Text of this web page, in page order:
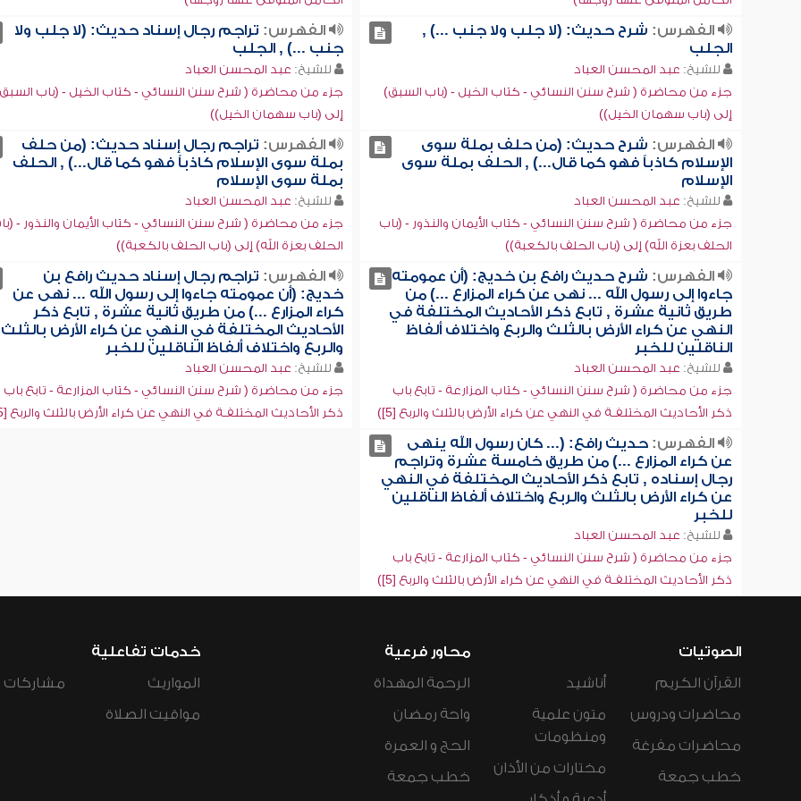
الفهرس: شرح حديث: (لا جلب ولا جنب ...) ,
الجلب
للشيخ: عبد المحسن العباد
جزء من محاضرة ( شرح سنن النسائي - كتاب الخيل - (باب السبق)
إلى (باب سهمان الخيل))
الفهرس: تراجم رجال إسناد حديث: (لا جلب ولا
جنب ...) , الجلب
للشيخ: عبد المحسن العباد
جزء من محاضرة ( شرح سنن النسائي - كتاب الخيل - (باب
إلى (باب سهمان الخيل))
الفهرس: شرح حديث: (من حلف بملة سوى
الإسلام كاذباً فهو كما قال...) , الحلف بملة سوى
الإسلام
للشيخ: عبد المحسن العباد
جزء من محاضرة ( شرح سنن النسائي - كتاب الأيمان والنذور - (باب
الحلف بعزة الله) إلى (باب الحلف بالكعبة))
الفهرس: تراجم رجال إسناد حديث: (من حلف
بملة سوى الإسلام كاذباً فهو كما قال...) , الحلف
بملة سوى الإسلام
للشيخ: عبد المحسن العباد
جزء من محاضرة ( شرح سنن النسائي - كتاب الأيمان والنذور -
الحلف بعزة الله) إلى (باب الحلف بالكعبة))
الفهرس: شرح حديث رافع بن خديج: (أن عمومته
جاءوا إلى رسول الله ... نهى عن كراء المزارع ...) من
طريق ثانية عشرة , تابع ذكر الأحاديث المختلفة في
النهي عن كراء الأرض بالثلث والربع واختلاف ألفاظ
الناقلين للخبر
للشيخ: عبد المحسن العباد
جزء من محاضرة ( شرح سنن النسائي - كتاب المزارعة - تابع باب
ذكر الأحاديث المختلفـة في النهي عن كراء الأرض بالثلث والربع [5])
الفهرس: تراجم رجال إسناد حديث رافع بن
خديج: (أن عمومته جاءوا إلى رسول الله ... نهى عن
كراء المزارع ...) من طريق ثانية عشرة , تابع ذكر
الأحاديث المختلفة في النهي عن كراء الأرض بالثلث
والربع واختلاف ألفاظ الناقلين للخبر
للشيخ: عبد المحسن العباد
جزء من محاضرة ( شرح سنن النسائي - كتاب المزارعة - تابع باب
ذكر الأحاديث المختلفـة في النهي عن كراء الأرض بالثلث والربع [5])
الفهرس:حديث رافع: (... كان رسول الله ينهى
عن كراء المزارع ...) من طريق خامسة عشرة وتراجم
رجال إسناده , تابع ذكر الأحاديث المختلفة في النهي
عن كراء الأرض بالثلث والربع واختلاف ألفاظ الناقلين
للخبر
للشيخ: عبد المحسن العباد
جزء من محاضرة ( شرح سنن النسائي - كتاب المزارعة - تابع باب
ذكر الأحاديث المختلفـة في النهي عن كراء الأرض بالثلث والربع [5])
الصوتيات
القرآن الكريم
محاضرات ودروس
محاضرات مفرغة
خطب جمعة
أناشيد
متون علمية
ومنظومات
مختارات من الأذان
محاور فرعية
الرحمة المهداة
واحة رمضان
الحج و العمرة
خطب جمعة
خدمات تفاعلية
المواريث
مواقيت الصلاة
مشاركات